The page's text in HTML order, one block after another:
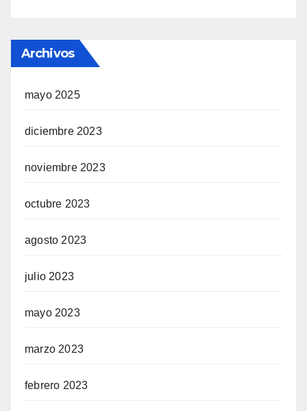
Archivos
mayo 2025
diciembre 2023
noviembre 2023
octubre 2023
agosto 2023
julio 2023
mayo 2023
marzo 2023
febrero 2023